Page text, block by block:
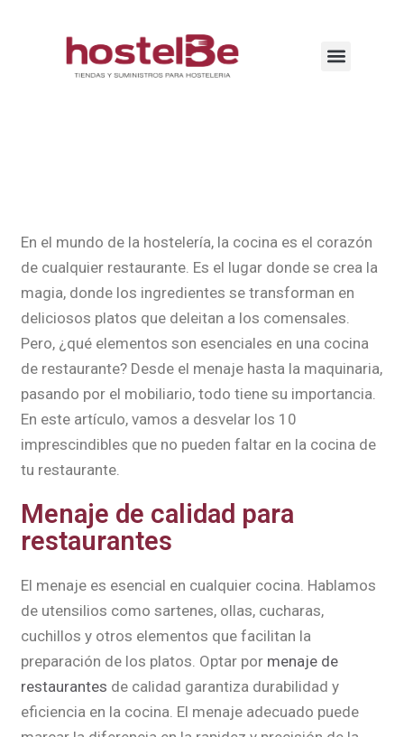
En el mundo de la hostelería, la cocina es el corazón
de cualquier restaurante. Es el lugar donde se crea la
magia, donde los ingredientes se transforman en
deliciosos platos que deleitan a los comensales.
Pero, ¿qué elementos son esenciales en una cocina
de restaurante? Desde el menaje hasta la maquinaria,
pasando por el mobiliario, todo tiene su importancia.
En este artículo, vamos a desvelar los 10
imprescindibles que no pueden faltar en la cocina de
tu restaurante.
Menaje de calidad para
restaurantes
El menaje es esencial en cualquier cocina. Hablamos
de utensilios como sartenes, ollas, cucharas,
cuchillos y otros elementos que facilitan la
preparación de los platos. Optar por menaje de
restaurantes de calidad garantiza durabilidad y
eficiencia en la cocina. El menaje adecuado puede